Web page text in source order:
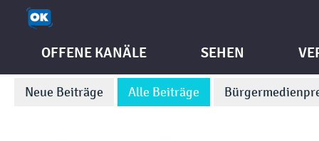
OFFENE KANÄLE SEHEN
Neue Beiträge Alle Beiträge